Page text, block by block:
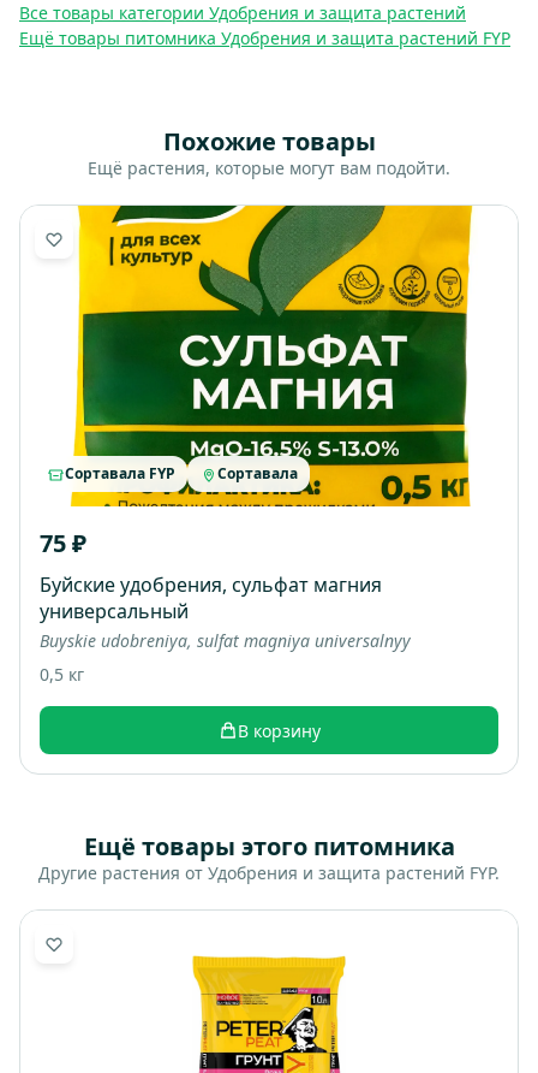
Все товары категории Удобрения и защита растений
Ещё товары питомника Удобрения и защита растений FYP
Похожие товары
Ещё растения, которые могут вам подойти.
Сортавала FYP Сортавала
75 ₽
Буйские удобрения, сульфат магния
универсальный
Buyskie udobreniya, sulfat magniya universalnyy
0,5 кг
В корзину
Ещё товары этого питомника
Другие растения от Удобрения и защита растений FYP.